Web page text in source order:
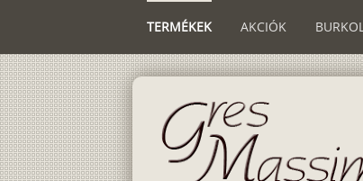
TERMÉKEK AKCIÓK